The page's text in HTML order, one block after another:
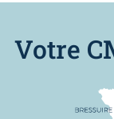
Votre